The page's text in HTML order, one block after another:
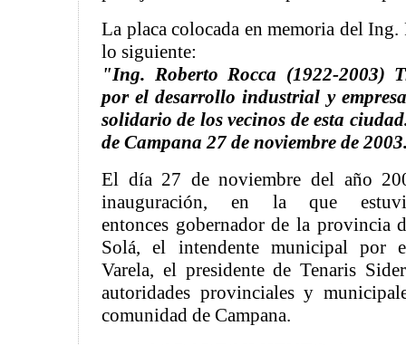
La placa colocada en memoria del Ing.
lo siguiente:
"Ing. Roberto Rocca (1922-2003)
por el desarrollo industrial y
solidario de los vecinos de esta
de Campana 27 de noviembre de
El día 27 de noviembre del año
inauguración, en la que
entonces gobernador de la provincia
Solá, el intendente municipal por
Varela, el presidente de Tenaris
autoridades provinciales y
comunidad de Campana.